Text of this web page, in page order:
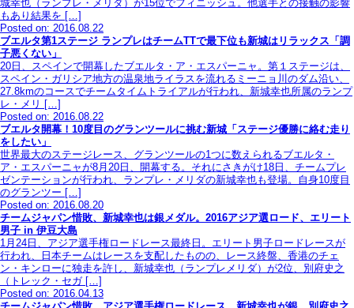
城幸也（ランプレ・メリダ）が15位でフィニッシュ。他選手との接触の影響
もあり結果を […]
Posted on: 2016.08.22
ブエルタ第1ステージ ランプレはチームTTで最下位も新城はリラックス「調
子悪くない」
20日、スペインで開幕したブエルタ・ア・エスパーニャ。第１ステージは、
スペイン・ガリシア地方の温泉地ライラスを流れるミーニョ川のダム沿い、
27.8kmのコースでチームタイムトライアルが行われ、新城幸也所属のランプ
レ・メリ […]
Posted on: 2016.08.22
ブエルタ開幕！10度目のグランツールに挑む新城「ステージ優勝に絡む走り
をしたい」
世界最大のステージレース、グランツールの1つに数えられるブエルタ・
ア・エスパーニャが8月20日、開幕する。それにさきがけ18日、チームプレ
ゼンテーションが行われ、ランプレ・メリダの新城幸也も登場。自身10度目
のグランツー […]
Posted on: 2016.08.20
チームジャパン惜敗、新城幸也は銀メダル。2016アジア選ロード、エリート
男子 in 伊豆大島
1月24日、アジア選手権ロードレース最終日。エリート男子ロードレースが
行われ、日本チームはレースを支配したものの、レース終盤、香港のチェ
ン・キンローに独走を許し、新城幸也（ランプレメリダ）が2位、別府史之
（トレック・セガ […]
Posted on: 2016.04.13